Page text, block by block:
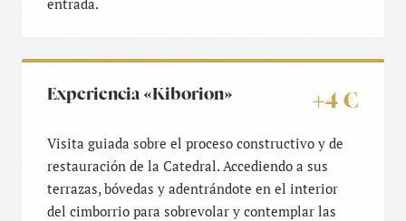
entrada.
Experiencia «Kiborion» +4 €
Visita guiada sobre el proceso constructivo y de
restauración de la Catedral. Accediendo a sus
terrazas, bóvedas y adentrándote en el interior
del cimborrio para sobrevolar y contemplar las